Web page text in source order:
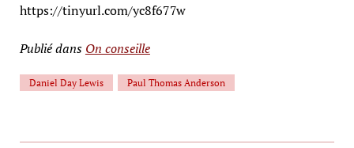
https://tinyurl.com/yc8f677w
Publié dans On conseille
Daniel Day Lewis Paul Thomas Anderson